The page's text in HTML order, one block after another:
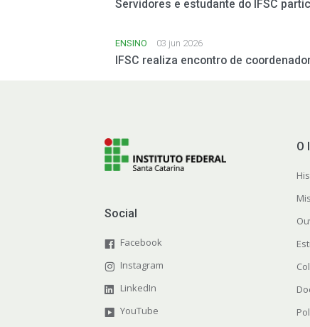
Servidores e estudante do IFSC
ENSINO 03 jun 2026
IFSC realiza encontro de
Social
Facebook
Instagram
LinkedIn
YouTube
O